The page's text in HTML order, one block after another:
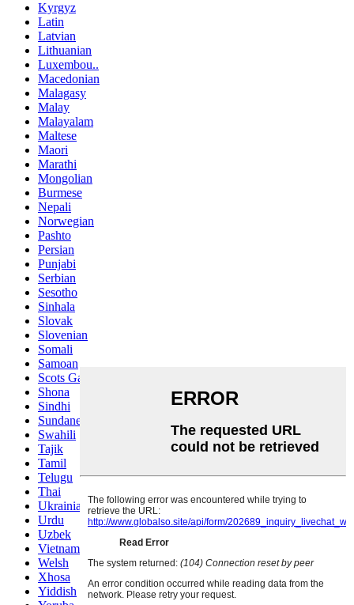
Kyrgyz
Latin
Latvian
Lithuanian
Luxembou..
Macedonian
Malagasy
Malay
Malayalam
Maltese
Maori
Marathi
Mongolian
Burmese
Nepali
Norwegian
Pashto
Persian
Punjabi
Serbian
Sesotho
Sinhala
Slovak
Slovenian
Somali
Samoan
Scots Gaelic
Shona
Sindhi
Sundanese
Swahili
Tajik
Tamil
Telugu
Thai
Ukrainian
Urdu
Uzbek
Vietnamese
Welsh
Xhosa
Yiddish